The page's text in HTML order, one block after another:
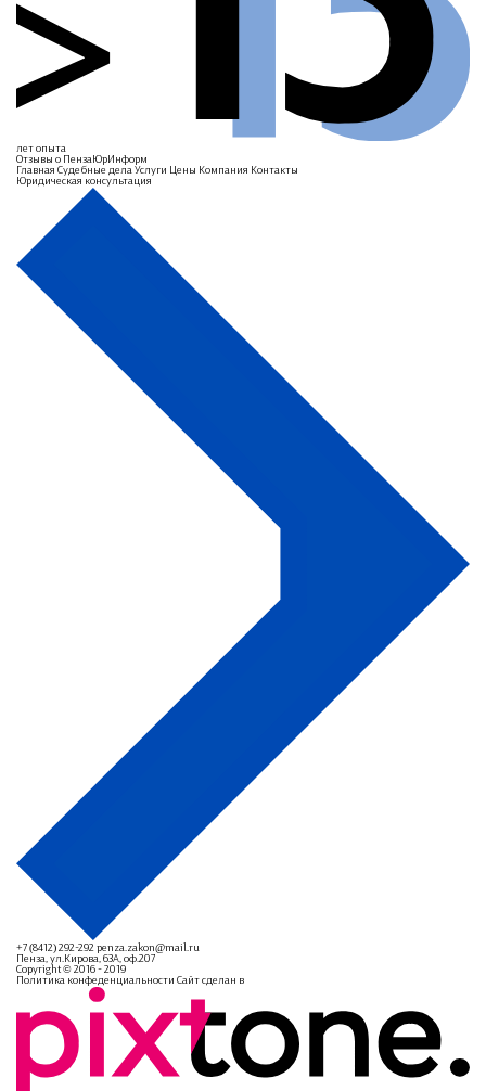
лет опыта
Отзывы о ПензаЮрИнформ
Главная Судебные делаУслуги Цены Компания Контакты
Юридическая консультация
+7 (8412) 292-292penza.zakon@mail.ru
Пенза, ул.Кирова, 63А, оф.207
Copyright © 2016 - 2019
Политика конфеденциальности Сайт сделан в